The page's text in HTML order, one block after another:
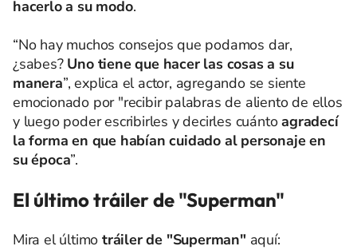
hacerlo a su modo.
“No hay muchos consejos que podamos dar,
¿sabes?Uno tiene que hacer las cosas a su
manera”, explica el actor, agregando se siente
emocionado por "recibir palabras de aliento de ellos
y luego poder escribirles y decirles cuántoagradecí
la forma en que habían cuidado al personaje en
su época”.
El último tráiler de "Superman"
Mira el último tráiler de "Superman" aquí: